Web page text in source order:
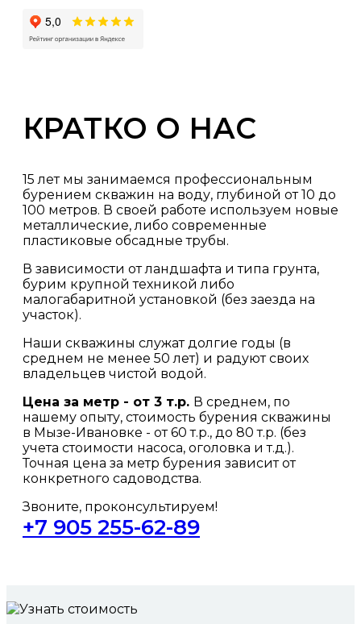
КРАТКО О НАС
15 лет мы занимаемся профессиональным
бурением скважин на воду, глубиной от 10 до
100 метров. В своей работе используем новые
металлические, либо современные
пластиковые обсадные трубы.
В зависимости от ландшафта и типа грунта,
бурим крупной техникой либо
малогабаритной установкой (без заезда на
участок).
Наши скважины служат долгие годы (в
среднем не менее 50 лет) и радуют своих
владельцев чистой водой.
Цена за метр - от 3 т.р. В среднем, по
нашему опыту, стоимость бурения скважины
в Мызе-Ивановке - от 60 т.р., до 80 т.р. (без
учета стоимости насоса, оголовка и т.д.).
Точная цена за метр бурения зависит от
конкретного садоводства.
Звоните, проконсультируем!
+7 905 255-62-89